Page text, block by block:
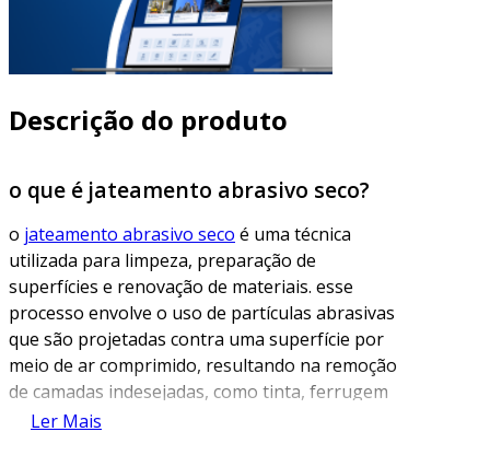
Descrição do produto
o que é jateamento abrasivo seco?
o jateamento abrasivo seco é uma técnica
utilizada para limpeza, preparação de
superfícies e renovação de materiais. esse
processo envolve o uso de partículas abrasivas
que são projetadas contra uma superfície por
meio de ar comprimido, resultando na remoção
de camadas indesejadas, como tinta, ferrugem
ou sujeira. É uma prática comum na indústria
Ler Mais